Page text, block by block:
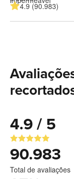
4.9 (90.983)
4.9 / 5
90.983
Total de avaliações